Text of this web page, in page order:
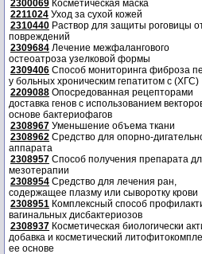
2300069 Косметическая маска
2211024 Уход за сухой кожей
2310440 Раствор для защиты роговицы
повреждений
2309684 Лечение межфалангового
остеоатроза узелковой формы
2309406 Способ мониторинга фиброза
у больных хроническим гепатитом с (ХГС)
2209088 Опосредованная рецепторами
доставка генов с использованием
основе бактериофагов
2308967 Уменьшение объема ткани
2308962 Средство для опорно-
аппарата
2308957 Способ получения препарата
мезотерапии
2308954 Средство для лечения ран,
содержащее плазму или сыворотку крови
2308951 Комплексный способ
вагинальных дисбактериозов
2308937 Косметическая биологически
добавка и косметический
ее основе